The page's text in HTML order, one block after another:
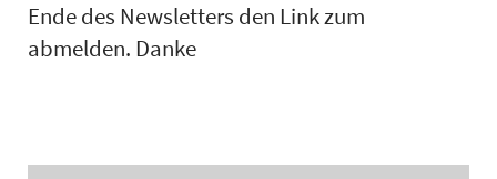
Ende des Newsletters den Link zum
abmelden. Danke